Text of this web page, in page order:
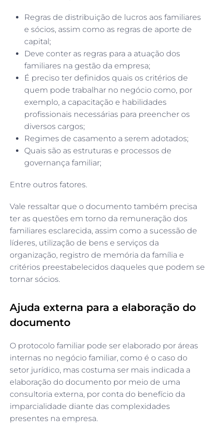
Regras de distribuição de lucros aos familiares
e sócios, assim como as regras de aporte de
capital;
Deve conter as regras para a atuação dos
familiares na gestão da empresa;
É preciso ter definidos quais os critérios de
quem pode trabalhar no negócio como, por
exemplo, a capacitação e habilidades
profissionais necessárias para preencher os
diversos cargos;
Regimes de casamento a serem adotados;
Quais são as estruturas e processos de
governança familiar;
Entre outros fatores.
Vale ressaltar que o documento também precisa
ter as questões em torno da remuneração dos
familiares esclarecida, assim como a sucessão de
líderes, utilização de bens e serviços da
organização, registro de memória da família e
critérios preestabelecidos daqueles que podem se
tornar sócios.
Ajuda externa para a elaboração do
documento
O protocolo familiar pode ser elaborado por áreas
internas no negócio familiar, como é o caso do
setor jurídico, mas costuma ser mais indicada a
elaboração do documento por meio de uma
consultoria externa, por conta do benefício da
imparcialidade diante das complexidades
presentes na empresa.